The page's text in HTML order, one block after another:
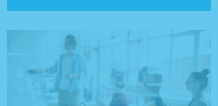
CORSI DI LINGUA